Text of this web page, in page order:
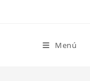
Menú